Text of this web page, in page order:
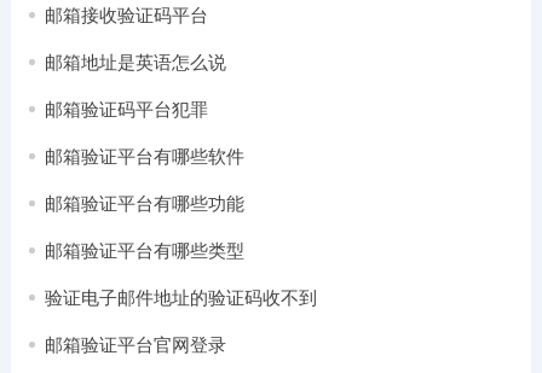
邮箱接收验证码平台
邮箱地址是英语怎么说
邮箱验证码平台犯罪
邮箱验证平台有哪些软件
邮箱验证平台有哪些功能
邮箱验证平台有哪些类型
验证电子邮件地址的验证码收不到
邮箱验证平台官网登录